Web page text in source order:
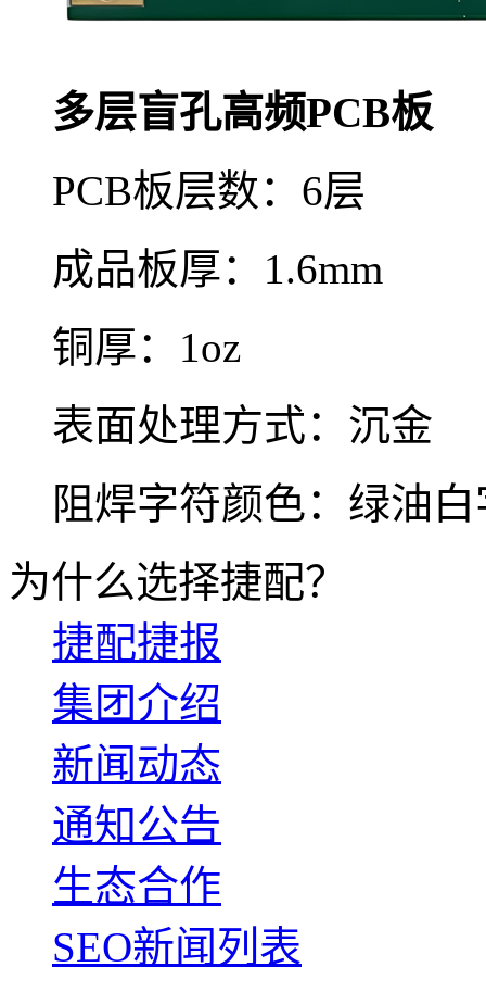
多层盲孔高频PCB板
PCB板层数：6层
成品板厚：1.6mm
铜厚：1oz
表面处理方式：沉金
阻焊字符颜色：绿油白
为什么选择捷配？
捷配捷报
集团介绍
新闻动态
通知公告
生态合作
SEO新闻列表